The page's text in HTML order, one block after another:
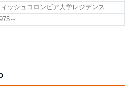
ッシュコロンビア大学レジデンス
～